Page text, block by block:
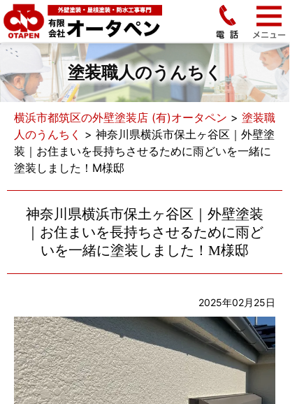
塗装職人のうんちく
横浜市都筑区の外壁塗装店 (有)オータペン > 塗装職
人のうんちく > 神奈川県横浜市保土ヶ谷区｜外壁塗
装｜お住まいを長持ちさせるために雨どいを一緒に
塗装しました！M様邸
神奈川県横浜市保土ヶ谷区｜外壁塗装
｜お住まいを長持ちさせるために雨ど
いを一緒に塗装しました！M様邸
2025年02月25日